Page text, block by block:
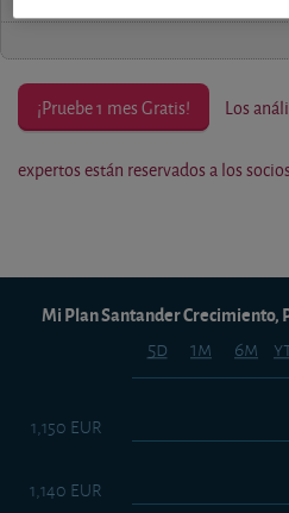
¡Pruebe 1 mes Gratis! Los
expertos están reservados a los
5d 1m 6m
Mi Plan Santander Crecimiento,
1,140 EUR
1,150 EUR